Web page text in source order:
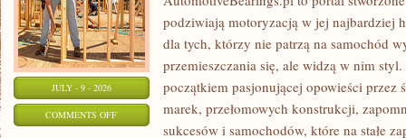
JULY - 9 - 2026
COMMENTS OFFON
podziwiają motoryzacją w jej najbardziej
dla tych, którzy nie patrzą na samochód
przemieszczania się, ale widzą w nim
początkiem pasjonującej opowieści przez
marek, przełomowych konstrukcji,
sukcesów i samochodów, które na stałe